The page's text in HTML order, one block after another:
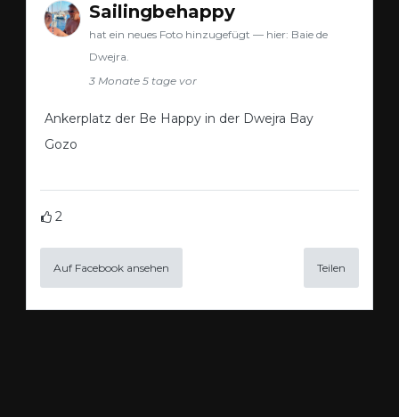
Sailingbehappy
hat ein neues Foto hinzugefügt — hier: Baie de
Dwejra.
3 Monate 5 tage vor
Ankerplatz der Be Happy in der Dwejra Bay
Gozo
2
Auf Facebook ansehen Teilen